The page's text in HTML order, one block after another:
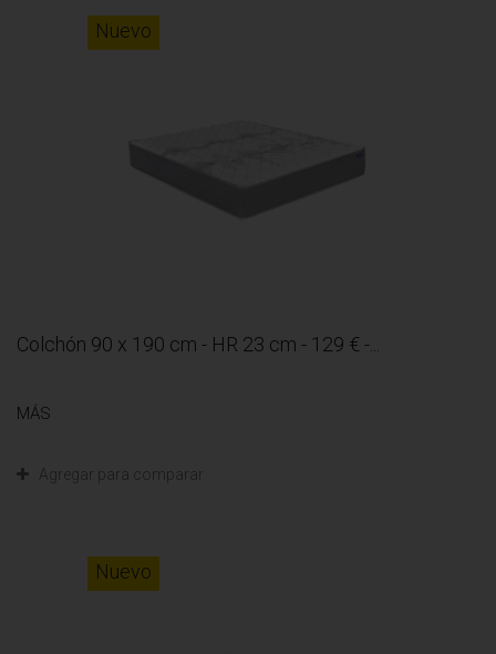
Nuevo
Colchón 90 x 190 cm - HR 23 cm - 129 € -...
MÁS
Agregar para comparar
Nuevo